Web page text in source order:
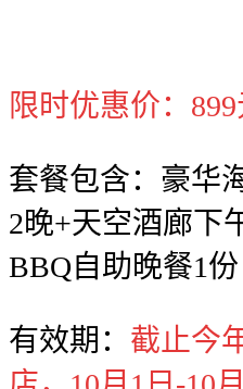
限时优惠价：
套餐包含：豪华
2晚+天空酒廊下
BBQ自助晚餐1份
有效期： 截止今